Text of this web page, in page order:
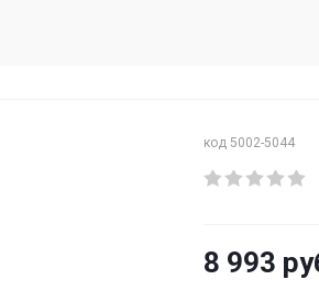
код 5002-5044
8 993